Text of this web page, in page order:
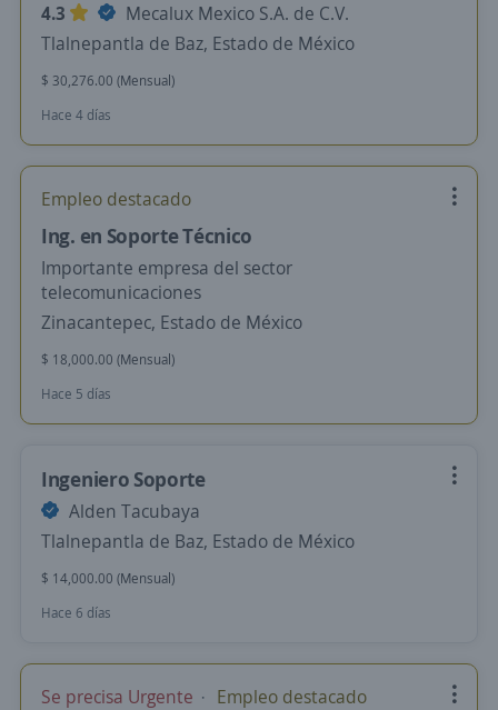
4.3
Mecalux Mexico S.A. de C.V.
Tlalnepantla de Baz, Estado de México
$ 30,276.00 (Mensual)
Hace 4 días
Empleo destacado
Ing. en Soporte Técnico
Importante empresa del sector
telecomunicaciones
Zinacantepec, Estado de México
$ 18,000.00 (Mensual)
Hace 5 días
Ingeniero Soporte
Alden Tacubaya
Tlalnepantla de Baz, Estado de México
$ 14,000.00 (Mensual)
Hace 6 días
Se precisa Urgente Empleo destacado